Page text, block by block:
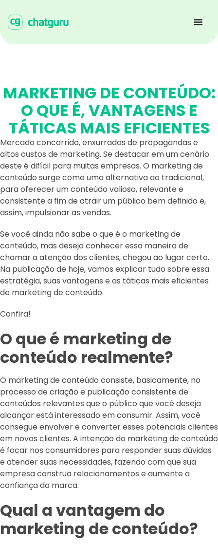
MARKETING DE CONTEÚDO:
O QUE É, VANTAGENS E
TÁTICAS MAIS EFICIENTES
Mercado concorrido, enxurradas de propagandas e
altos custos de marketing. Se destacar em um cenário
deste é difícil para muitas empresas. O marketing de
conteúdo surge como uma alternativa ao tradicional,
para oferecer um conteúdo valioso, relevante e
consistente a fim de atrair um público bem definido e,
assim, impulsionar as vendas.
Se você ainda não sabe o que é o marketing de
conteúdo, mas deseja conhecer essa maneira de
chamar a atenção dos clientes, chegou ao lugar certo.
Na publicação de hoje, vamos explicar tudo sobre essa
estratégia, suas vantagens e as táticas mais eficientes
de marketing de conteúdo.
Confira!
O que é marketing de
conteúdo realmente?
O marketing de conteúdo consiste, basicamente, no
processo de criação e publicação consistente de
conteúdos relevantes que o público que você deseja
alcançar está interessado em consumir. Assim, você
consegue envolver e converter esses potenciais clientes
em novos clientes. A intenção do marketing de conteúdo
é focar nos consumidores para responder suas dúvidas
e atender suas necessidades, fazendo com que sua
empresa construa relacionamentos e aumente a
confiança da marca.
Qual a vantagem do
marketing de conteúdo?